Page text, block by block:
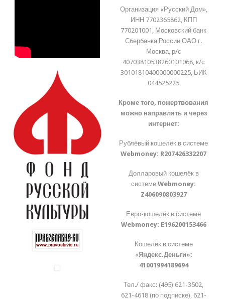
Организация «Русский Дом»,
ИНН 7702365862, КПП
770201001, Московский банк
Сбербанка России ОАО г.
Москва, р/с
40703810538260101068, к/с
30101810400000000225, БИК
044525225
Кроме того, пожертвования
можно направлять и через
интернет:
Рублёвый кошелёк в системе
Webmoney: R207426332207
Долларовый кошелёк в
системеWebmoney:
Z406090803927
Евро-кошелёк в системе
Webmoney: E196200153466
Кошелёк в системе
«Яндекс.Деньги»:
41001994189694
Тел./ факс: (495) 621-3502,
621-4618 (по подписке), 621-